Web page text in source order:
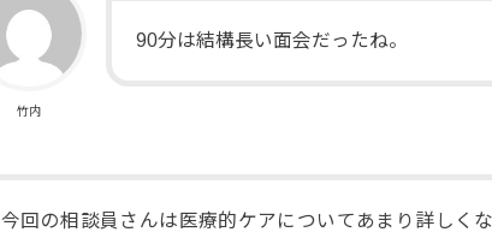
竹内
90分は結構長い面会だったね。
今回の相談員さんは医療的ケアについてあまり詳しく